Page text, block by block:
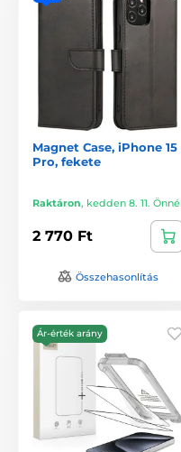
Magnet Case, iPhone 15
Pro, fekete
Raktáron, kedden 8. 11. Önnél
2 770 Ft
Összehasonlítás
Ár-érték arány